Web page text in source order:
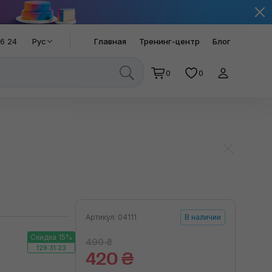
24 Рус Главная Тренинг-центр Блог
0 0
Скидка 15%
129:31:22
Артикул: 04111 В наличии
490 ₴
420 ₴